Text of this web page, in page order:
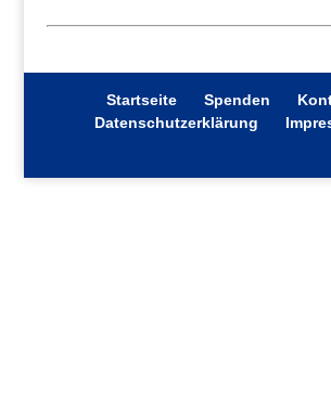
Startseite Spenden
Datenschutzerklärung